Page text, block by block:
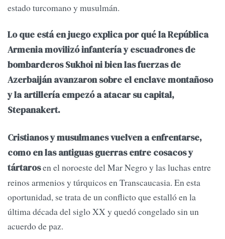
estado turcomano y musulmán.
Lo que está en juego explica por qué la República
Armenia movilizó infantería y escuadrones de
bombarderos Sukhoi ni bien las fuerzas de
Azerbaiján avanzaron sobre el enclave montañoso
y la artillería empezó a atacar su capital,
Stepanakert.
Cristianos y musulmanes vuelven a enfrentarse,
como en las antiguas guerras entre cosacos y
tártarosen el noroeste del Mar Negro y las luchas entre
reinos armenios y túrquicos en Transcaucasia. En esta
oportunidad, se trata de un conflicto que estalló en la
última década del siglo XX y quedó congelado sin un
acuerdo de paz.